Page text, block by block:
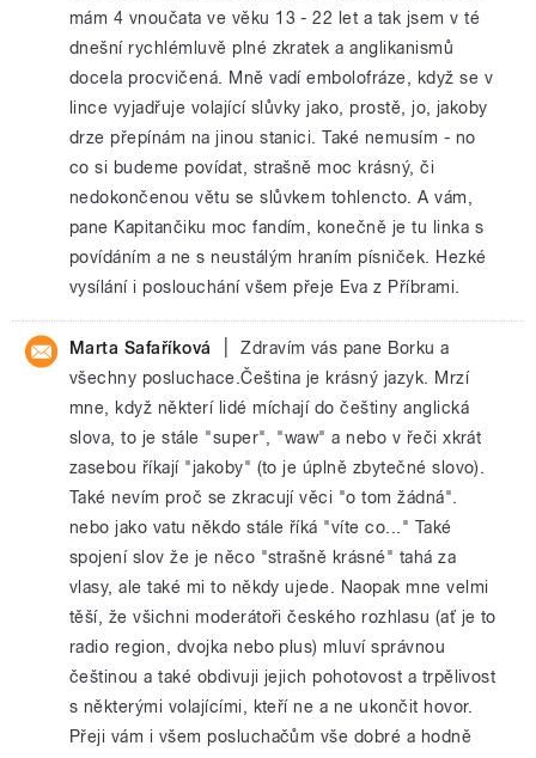
mám 4 vnoučata ve věku 13 - 22 let a tak jsem v té
dnešní rychlémluvě plné zkratek a anglikanismů
docela procvičená. Mně vadí embolofráze, když se v
lince vyjadřuje volající slůvky jako, prostě, jo, jakoby
drze přepínám na jinou stanici. Také nemusím - no
co si budeme povídat, strašně moc krásný, či
nedokončenou větu se slůvkem tohlencto. A vám,
pane Kapitančiku moc fandím, konečně je tu linka s
povídáním a ne s neustálým hraním písniček. Hezké
vysílání i poslouchání všem přeje Eva z Příbrami.
Marta Safaříková
Zdravím vás pane Borku a
všechny posluchace.Čeština je krásný jazyk. Mrzí
mne, když některí lidé míchají do češtiny anglická
slova, to je stále "super", "waw" a nebo v řeči xkrát
zasebou říkají "jakoby" (to je úplně zbytečné slovo).
Také nevím proč se zkracují věci "o tom žádná".
nebo jako vatu někdo stále říká "víte co..." Také
spojení slov že je něco "strašně krásné" tahá za
vlasy, ale také mi to někdy ujede. Naopak mne velmi
těší, že všichni moderátoři českého rozhlasu (ať je to
radio region, dvojka nebo plus) mluví správnou
češtinou a také obdivuji jejich pohotovost a trpělivost
s některými volajícími, kteří ne a ne ukončit hovor.
Přeji vám i všem posluchačům vše dobré a hodně